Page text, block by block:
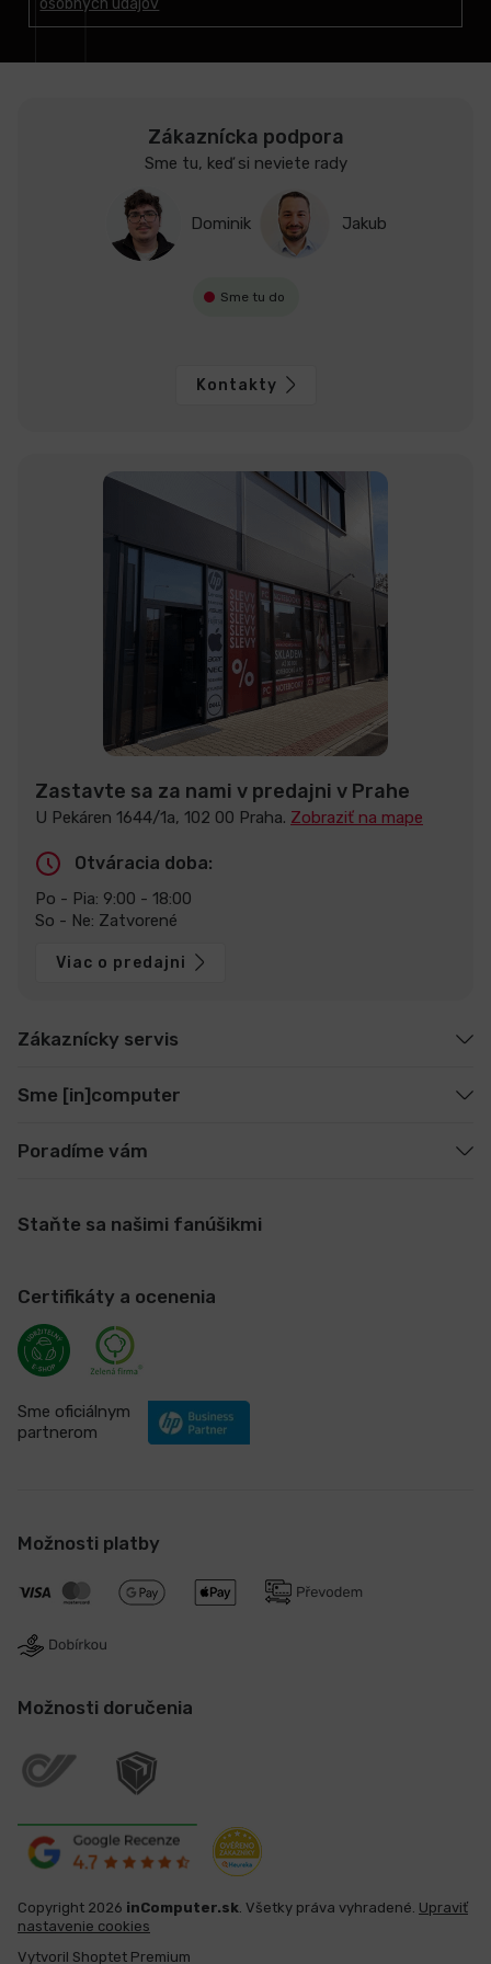
Zákaznícka podpora
Sme tu, keď si neviete rady
Dominik Jakub
Sme tu do
Kontakty
Zastavte sa za nami v predajni v Prahe
U Pekáren 1644/1a, 102 00 Praha. Zobraziť na mape
Otváracia doba:
Po - Pia: 9:00 - 18:00
So - Ne: Zatvorené
Viac o predajni
Zákaznícky servis
Sme [in]computer
Poradíme vám
Staňte sa našimi fanúšikmi
Certifikáty a ocenenia
Sme oficiálnym
partnerom
Možnosti platby
Možnosti doručenia
Vytvoril Shoptet Premium
Copyright 2026 inComputer.sk. Všetky práva vyhradené. Upraviť
nastavenie cookies